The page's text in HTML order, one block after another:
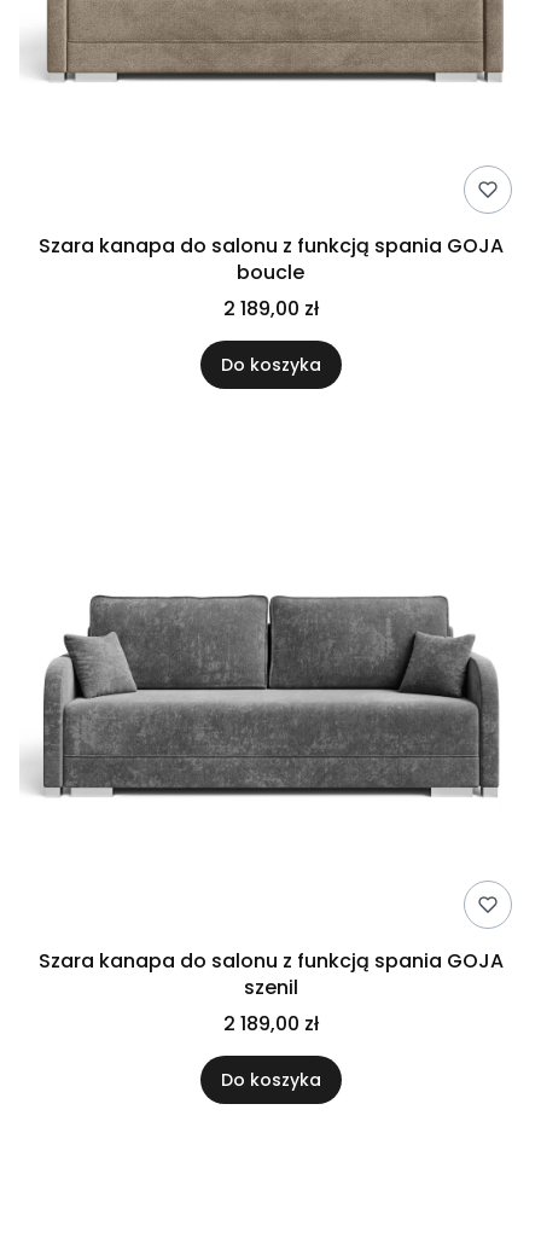
Szara kanapa do salonu z funkcją spania GOJA
boucle
2 189,00 zł
Do koszyka
Szara kanapa do salonu z funkcją spania GOJA
szenil
2 189,00 zł
Do koszyka